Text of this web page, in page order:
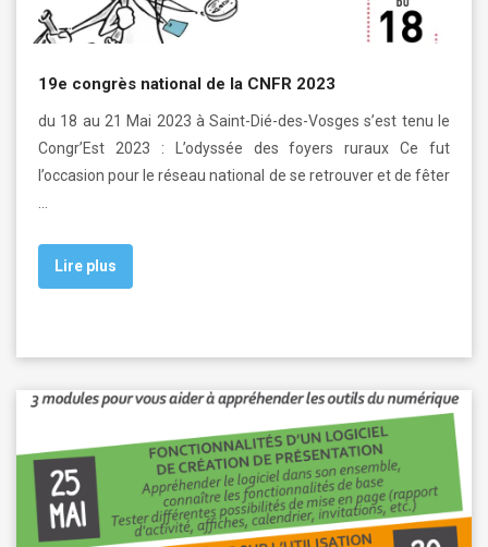
19e congrès national de la CNFR 2023
du 18 au 21 Mai 2023 à Saint-Dié-des-Vosges s’est tenu le
Congr’Est 2023 : L’odyssée des foyers ruraux Ce fut
l’occasion pour le réseau national de se retrouver et de fêter
Lire plus